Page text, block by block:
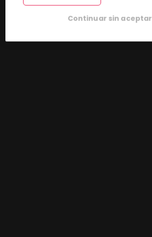
Continuar sin aceptar